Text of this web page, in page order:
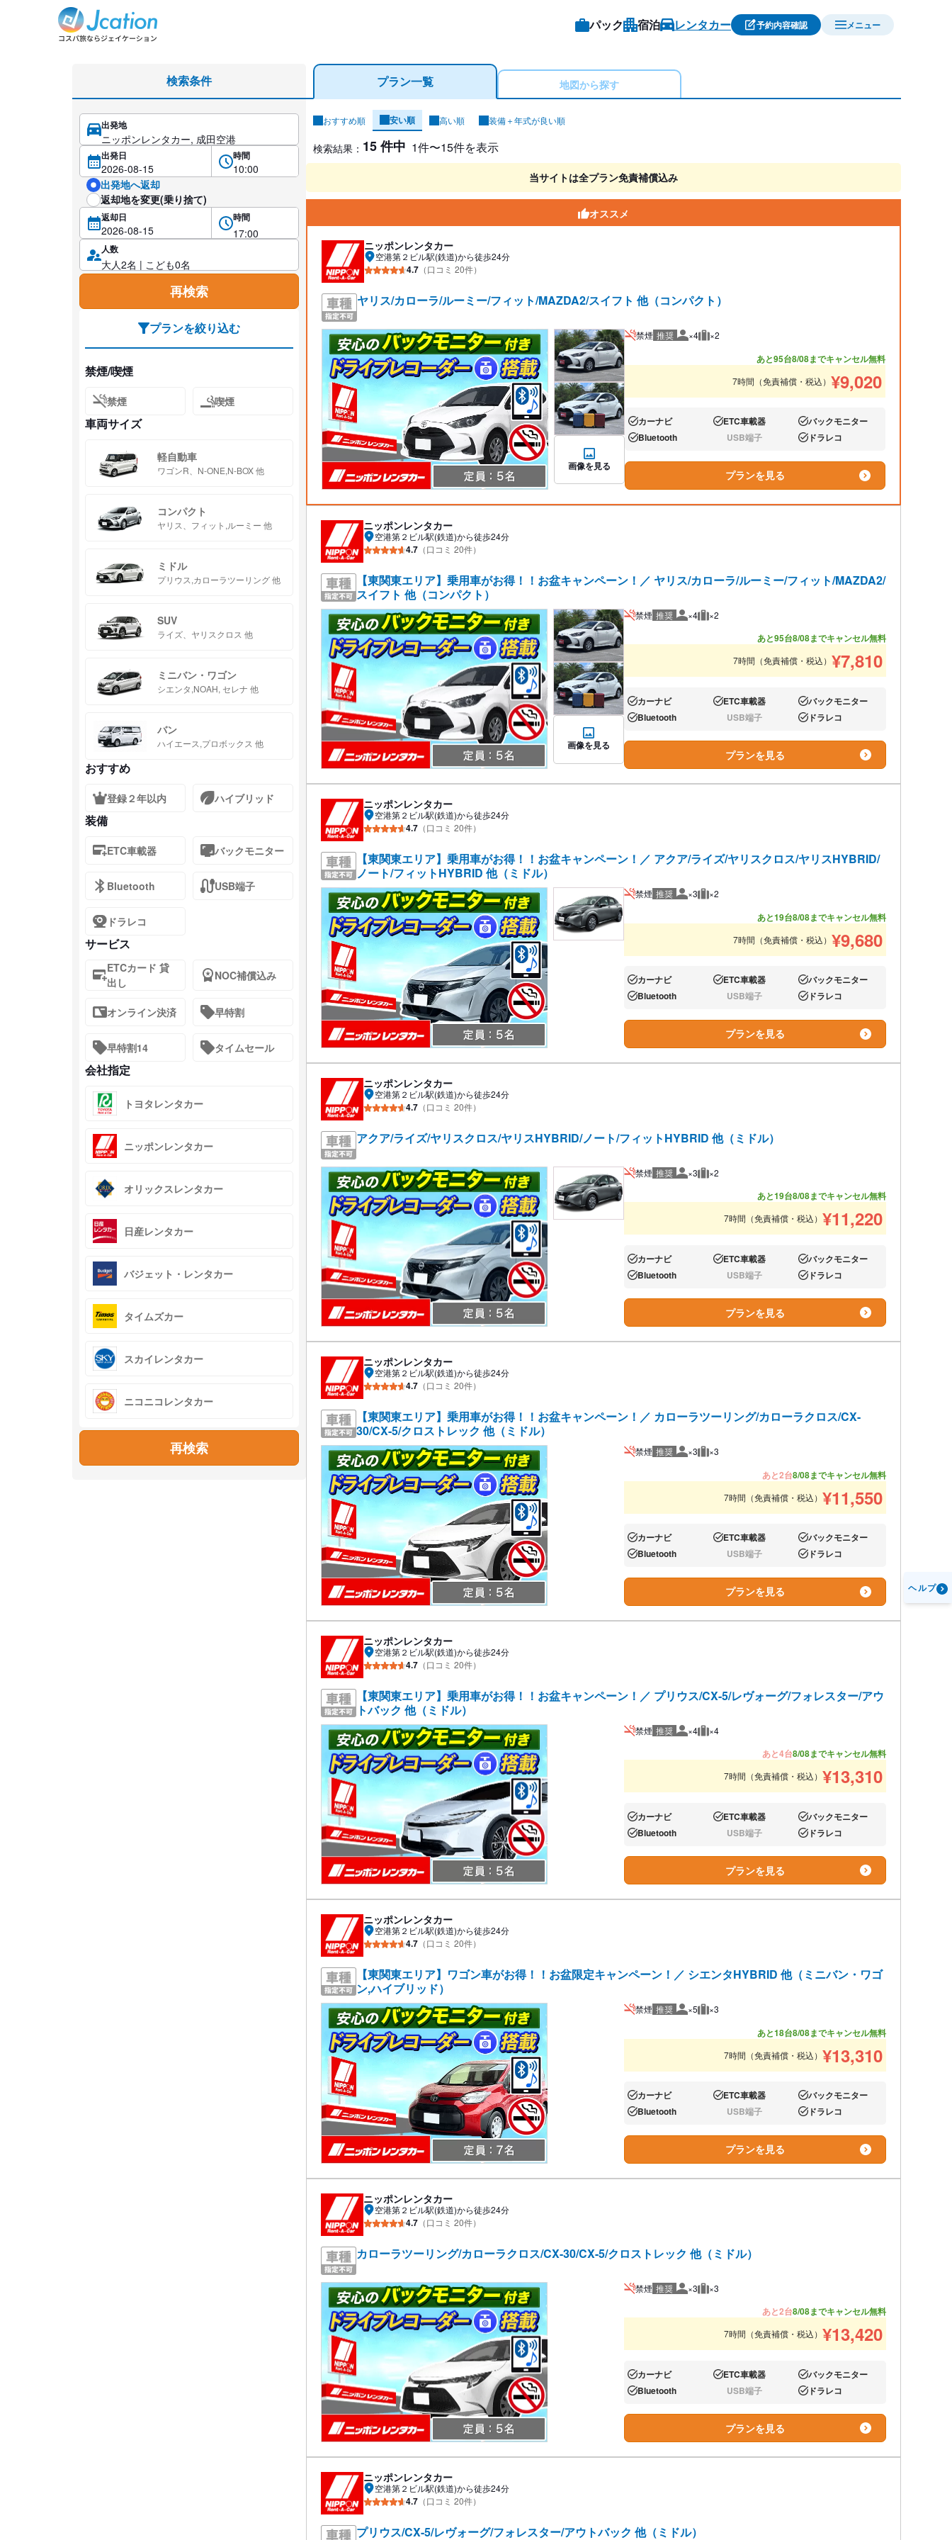
パック 宿泊 レンタカー 予約内容確認 メニュー
プラン一覧 地図から探す
おすすめ順 安い順 高い順 装備＋年式が良い順
レンタカー検索結果
検索結果： 15 件中 1件〜15件を表示
当サイトは全プラン免責補償込み
オススメ
ニッポンレンタカー
空港第２ビル駅(鉄道)から徒歩24分
4.7 （口コミ 20件）
ヤリス/カローラ/ルーミー/フィット/MAZDA2/スイフト 他（コンパクト）
画像を見る
禁煙 推奨 推奨人数
×4 推奨荷物
×2
あと95台8/08までキャンセル無料
7時間（免責補償・税込） ¥9,020
あり:カーナビ あり:ETC車載器 あり:バックモニター
あり:Bluetooth なし:USB端子 あり:ドラレコ
プランを見る
ニッポンレンタカー
空港第２ビル駅(鉄道)から徒歩24分
4.7 （口コミ 20件）
【東関東エリア】乗用車がお得！！お盆キャンペーン！／ ヤリス/カローラ/ルーミー/フィット/MAZDA2/
スイフト 他（コンパクト）
画像を見る
禁煙 推奨 推奨人数
×4 推奨荷物
×2
あと95台8/08までキャンセル無料
7時間（免責補償・税込） ¥7,810
あり:カーナビ あり:ETC車載器 あり:バックモニター
あり:Bluetooth なし:USB端子 あり:ドラレコ
プランを見る
ニッポンレンタカー
空港第２ビル駅(鉄道)から徒歩24分
4.7 （口コミ 20件）
【東関東エリア】乗用車がお得！！お盆キャンペーン！／ アクア/ライズ/ヤリスクロス/ヤリスHYBRID/
ノート/フィットHYBRID 他（ミドル）
禁煙 推奨 推奨人数
×3 推奨荷物
×2
あと19台8/08までキャンセル無料
7時間（免責補償・税込） ¥9,680
あり:カーナビ あり:ETC車載器 あり:バックモニター
あり:Bluetooth なし:USB端子 あり:ドラレコ
プランを見る
ニッポンレンタカー
空港第２ビル駅(鉄道)から徒歩24分
4.7 （口コミ 20件）
アクア/ライズ/ヤリスクロス/ヤリスHYBRID/ノート/フィットHYBRID 他（ミドル）
禁煙 推奨 推奨人数
×3 推奨荷物
×2
あと19台8/08までキャンセル無料
7時間（免責補償・税込） ¥11,220
あり:カーナビ あり:ETC車載器 あり:バックモニター
あり:Bluetooth なし:USB端子 あり:ドラレコ
プランを見る
ニッポンレンタカー
空港第２ビル駅(鉄道)から徒歩24分
4.7 （口コミ 20件）
【東関東エリア】乗用車がお得！！お盆キャンペーン！／ カローラツーリング/カローラクロス/CX-
30/CX-5/クロストレック 他（ミドル）
禁煙 推奨 推奨人数
×3 推奨荷物
×3
あと2台8/08までキャンセル無料
7時間（免責補償・税込） ¥11,550
あり:カーナビ あり:ETC車載器 あり:バックモニター
あり:Bluetooth なし:USB端子 あり:ドラレコ
プランを見る
ニッポンレンタカー
空港第２ビル駅(鉄道)から徒歩24分
4.7 （口コミ 20件）
【東関東エリア】乗用車がお得！！お盆キャンペーン！／ プリウス/CX-5/レヴォーグ/フォレスター/アウ
トバック 他（ミドル）
禁煙 推奨 推奨人数
×4 推奨荷物
×4
あと4台8/08までキャンセル無料
7時間（免責補償・税込） ¥13,310
あり:カーナビ あり:ETC車載器 あり:バックモニター
あり:Bluetooth なし:USB端子 あり:ドラレコ
プランを見る
ニッポンレンタカー
空港第２ビル駅(鉄道)から徒歩24分
4.7 （口コミ 20件）
【東関東エリア】ワゴン車がお得！！お盆限定キャンペーン！／ シエンタHYBRID 他（ミニバン・ワゴ
ン,ハイブリッド）
禁煙 推奨 推奨人数
×5 推奨荷物
×3
あと18台8/08までキャンセル無料
7時間（免責補償・税込） ¥13,310
あり:カーナビ あり:ETC車載器 あり:バックモニター
あり:Bluetooth なし:USB端子 あり:ドラレコ
プランを見る
ニッポンレンタカー
空港第２ビル駅(鉄道)から徒歩24分
4.7 （口コミ 20件）
カローラツーリング/カローラクロス/CX-30/CX-5/クロストレック 他（ミドル）
禁煙 推奨 推奨人数
×3 推奨荷物
×3
あと2台8/08までキャンセル無料
7時間（免責補償・税込） ¥13,420
あり:カーナビ あり:ETC車載器 あり:バックモニター
あり:Bluetooth なし:USB端子 あり:ドラレコ
プランを見る
ニッポンレンタカー
空港第２ビル駅(鉄道)から徒歩24分
4.7 （口コミ 20件）
プリウス/CX-5/レヴォーグ/フォレスター/アウトバック 他（ミドル）
検索条件
出発地
出発日 時間
出発地へ返却
返却地を変更(乗り捨て)
返却日 時間
人数
再検索
プランを絞り込む
禁煙/喫煙
禁煙 喫煙
車両サイズ
軽自動車
ワゴンR、N-ONE,N-BOX 他
コンパクト
ヤリス、フィット,ルーミー 他
ミドル
プリウス,カローラツーリング 他
SUV
ライズ、ヤリスクロス 他
ミニバン・ワゴン
シエンタ,NOAH, セレナ 他
バン
ハイエース,プロボックス 他
おすすめ
登録２年以内 ハイブリッド
装備
ETC車載器 バックモニター
Bluetooth USB端子
ドラレコ
サービス
ETCカード 貸
出し
NOC補償込み
オンライン決済 早特割
早特割14 タイムセール
会社指定
トヨタレンタカー
ニッポンレンタカー
オリックスレンタカー
日産レンタカー
バジェット・レンタカー
タイムズカー
スカイレンタカー
ニコニコレンタカー
再検索
ヘルプ